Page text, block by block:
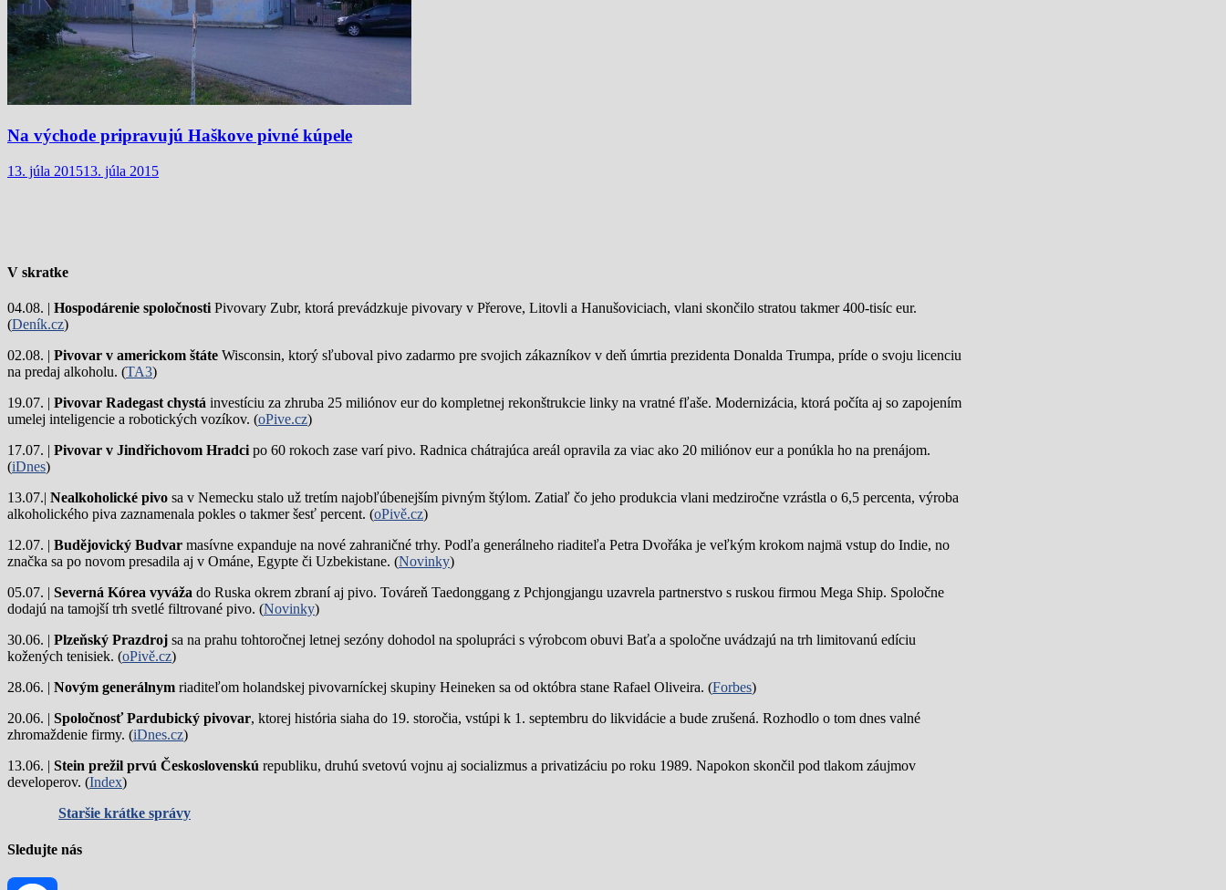
Na východe pripravujú Haškove pivné kúpele
13. júla 201513. júla 2015
V skratke
04.08. | Hospodárenie spoločnosti Pivovary Zubr, ktorá prevádzkuje pivovary v Přerove, Litovli a Hanušoviciach, vlani skončilo stratou takmer 400-tisíc eur.
(Deník.cz)
02.08. | Pivovar v americkom štáte Wisconsin, ktorý sľuboval pivo zadarmo pre svojich zákazníkov v deň úmrtia prezidenta Donalda Trumpa, príde o svoju licenciu
na predaj alkoholu. (TA3)
19.07. | Pivovar Radegast chystá investíciu za zhruba 25 miliónov eur do kompletnej rekonštrukcie linky na vratné fľaše. Modernizácia, ktorá počíta aj so zapojením
umelej inteligencie a robotických vozíkov. (oPive.cz)
17.07. | Pivovar v Jindřichovom Hradci po 60 rokoch zase varí pivo. Radnica chátrajúca areál opravila za viac ako 20 miliónov eur a ponúkla ho na prenájom.
(iDnes)
13.07.| Nealkoholické pivo sa v Nemecku stalo už tretím najobľúbenejším pivným štýlom. Zatiaľ čo jeho produkcia vlani medziročne vzrástla o 6,5 percenta, výroba
alkoholického piva zaznamenala pokles o takmer šesť percent. (oPivě.cz)
12.07. | Budějovický Budvar masívne expanduje na nové zahraničné trhy. Podľa generálneho riaditeľa Petra Dvořáka je veľkým krokom najmä vstup do Indie, no
značka sa po novom presadila aj v Ománe, Egypte či Uzbekistane. (Novinky)
05.07. | Severná Kórea vyváža do Ruska okrem zbraní aj pivo. Továreň Taedonggang z Pchjongjangu uzavrela partnerstvo s ruskou firmou Mega Ship. Spoločne
dodajú na tamojší trh svetlé filtrované pivo. (Novinky)
30.06. | Plzeňský Prazdroj sa na prahu tohtoročnej letnej sezóny dohodol na spolupráci s výrobcom obuvi Baťa a spoločne uvádzajú na trh limitovanú edíciu
kožených tenisiek. (oPivě.cz)
28.06. | Novým generálnym riaditeľom holandskej pivovarníckej skupiny Heineken sa od októbra stane Rafael Oliveira. (Forbes)
20.06. | Spoločnosť Pardubický pivovar, ktorej história siaha do 19. storočia, vstúpi k 1. septembru do likvidácie a bude zrušená. Rozhodlo o tom dnes valné
zhromaždenie firmy. (iDnes.cz)
13.06. | Stein prežil prvú Československú republiku, druhú svetovú vojnu aj socializmus a privatizáciu po roku 1989. Napokon skončil pod tlakom záujmov
developerov. (Index)
Staršie krátke správy
Sledujte nás